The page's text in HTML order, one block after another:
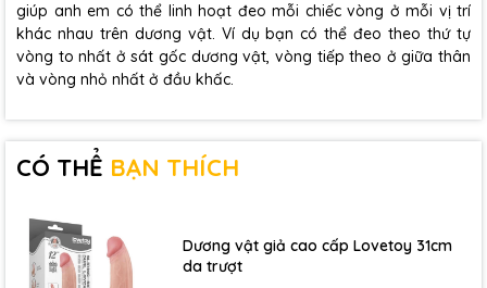
giúp anh em có thể linh hoạt đeo mỗi chiếc vòng ở mỗi vị trí
khác nhau trên dương vật. Ví dụ bạn có thể đeo theo thứ tự
vòng to nhất ở sát gốc dương vật, vòng tiếp theo ở giữa thân
và vòng nhỏ nhất ở đầu khấc.
CÓ THỂ BẠN THÍCH
Dương vật giả cao cấp Lovetoy 31cm
da trượt